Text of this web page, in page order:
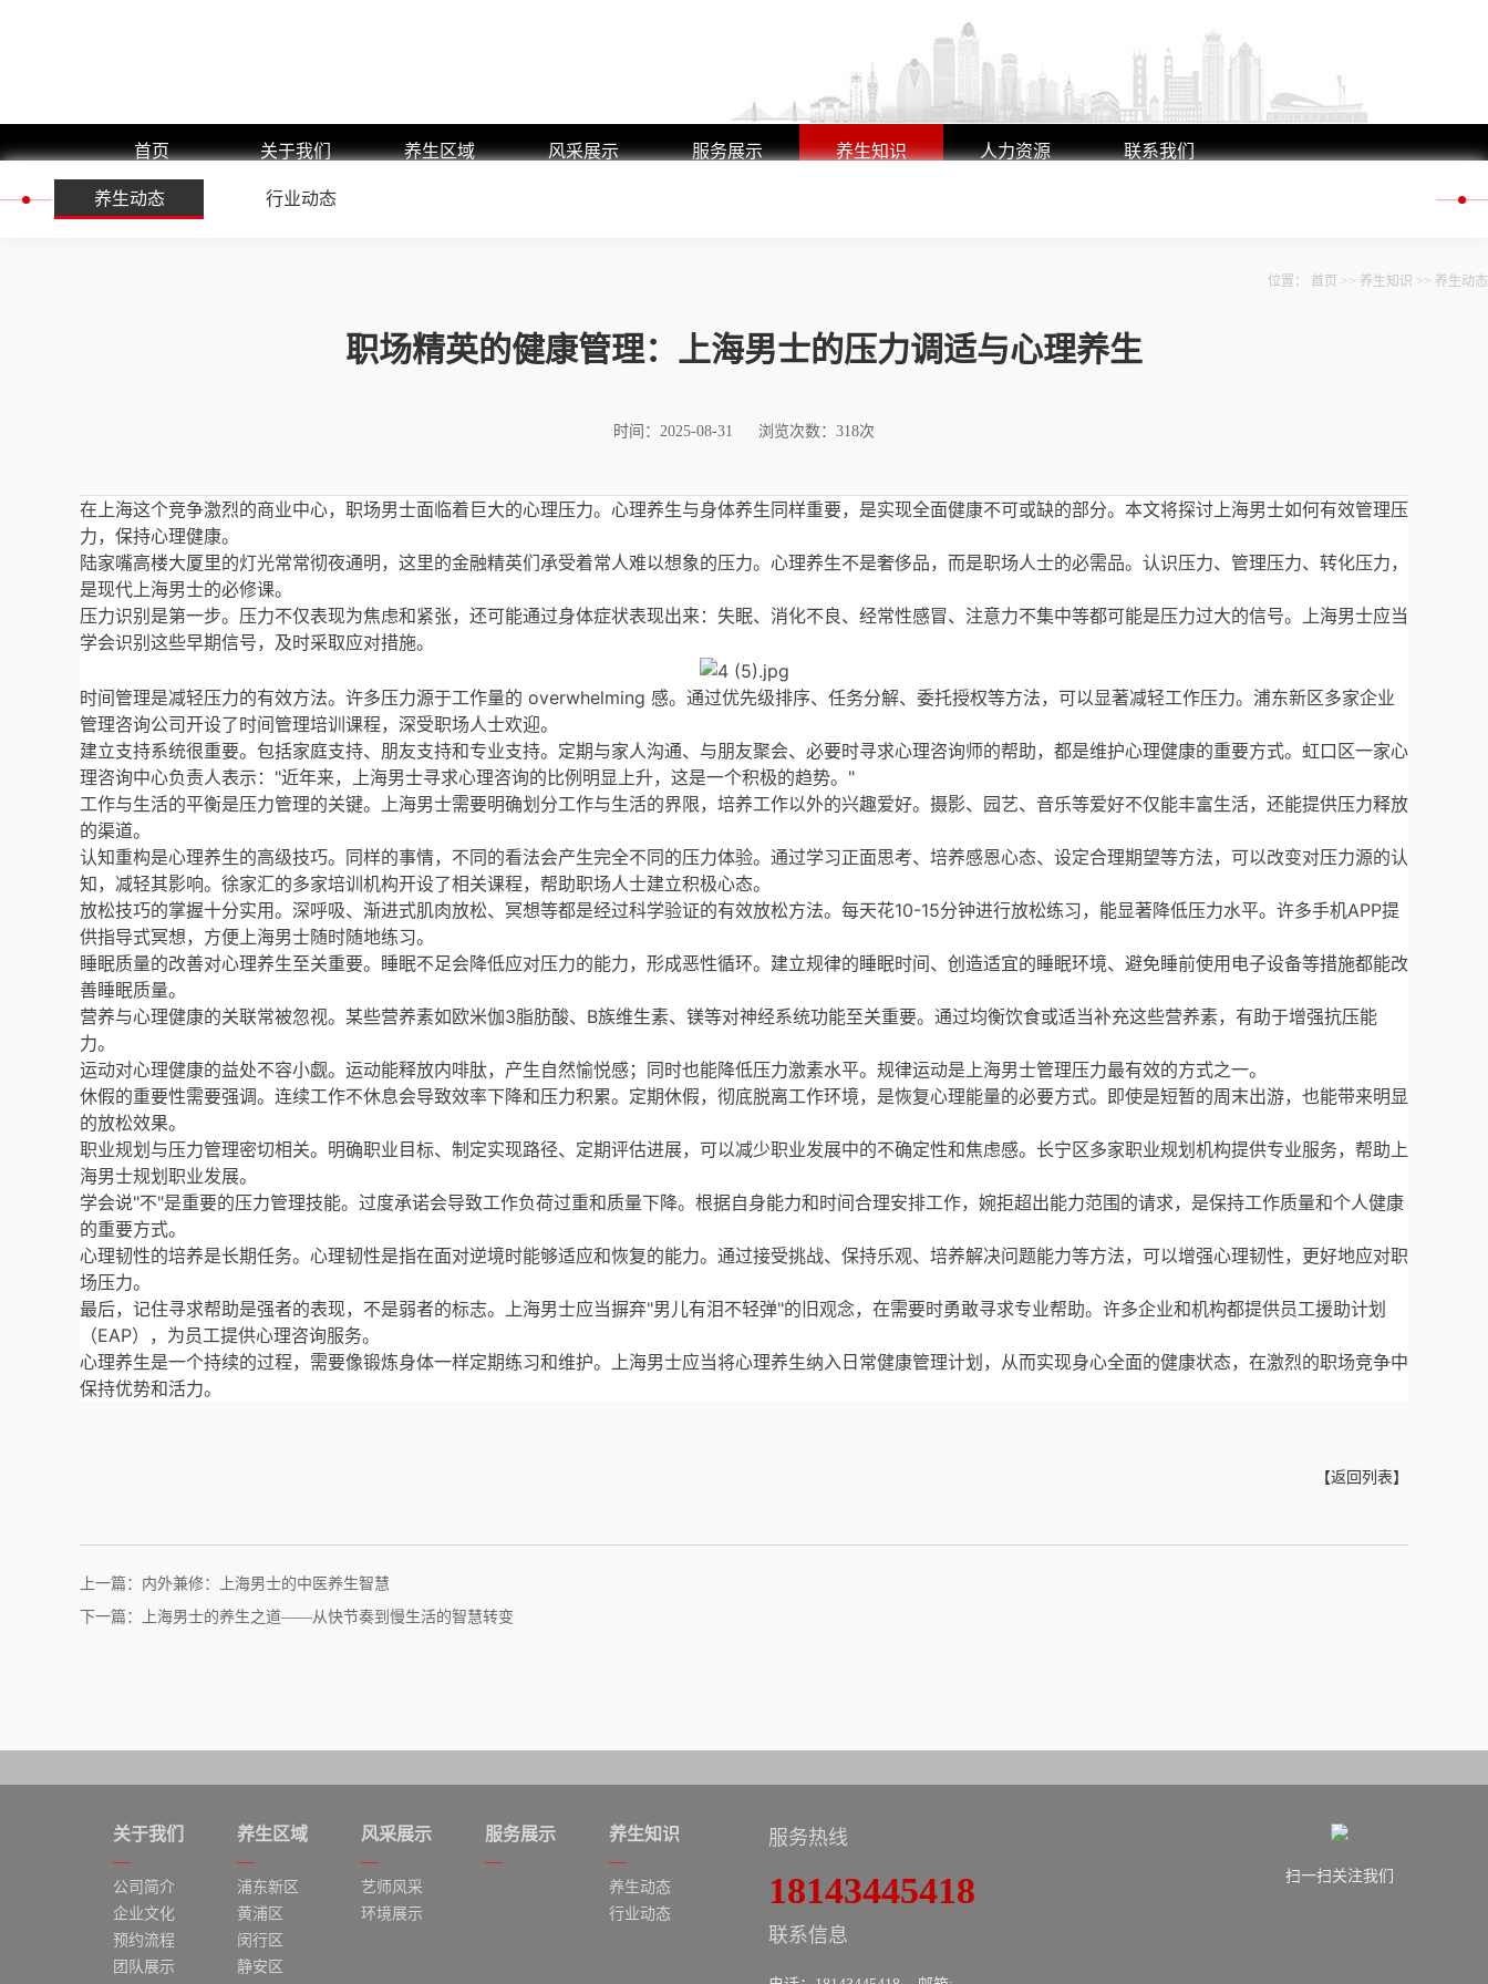
首页 关于我们
公司简介
养生区域
嘉定区
宝山区
普陀区
虹口区
金山区
崇明区
风采展示 服务展示 养生知识 人力资源 联系我们
养生动态 行业动态
位置： 首页 >> 养生知识 >> 养生动态
职场精英的健康管理：上海男士的压力调适与心理养生
时间：2025-08-31 浏览次数：318次
在上海这个竞争激烈的商业中心，职场男士面临着巨大的心理压力。心理养生与身体养生同样重要，是实现全面健康不可或缺的部分。本文将探讨上海男士如何有效管理压
力，保持心理健康。
陆家嘴高楼大厦里的灯光常常彻夜通明，这里的金融精英们承受着常人难以想象的压力。心理养生不是奢侈品，而是职场人士的必需品。认识压力、管理压力、转化压力，
是现代上海男士的必修课。
压力识别是第一步。压力不仅表现为焦虑和紧张，还可能通过身体症状表现出来：失眠、消化不良、经常性感冒、注意力不集中等都可能是压力过大的信号。上海男士应当
学会识别这些早期信号，及时采取应对措施。
时间管理是减轻压力的有效方法。许多压力源于工作量的 overwhelming 感。通过优先级排序、任务分解、委托授权等方法，可以显著减轻工作压力。浦东新区多家企业
管理咨询公司开设了时间管理培训课程，深受职场人士欢迎。
建立支持系统很重要。包括家庭支持、朋友支持和专业支持。定期与家人沟通、与朋友聚会、必要时寻求心理咨询师的帮助，都是维护心理健康的重要方式。虹口区一家心
理咨询中心负责人表示："近年来，上海男士寻求心理咨询的比例明显上升，这是一个积极的趋势。"
工作与生活的平衡是压力管理的关键。上海男士需要明确划分工作与生活的界限，培养工作以外的兴趣爱好。摄影、园艺、音乐等爱好不仅能丰富生活，还能提供压力释放
的渠道。
认知重构是心理养生的高级技巧。同样的事情，不同的看法会产生完全不同的压力体验。通过学习正面思考、培养感恩心态、设定合理期望等方法，可以改变对压力源的认
知，减轻其影响。徐家汇的多家培训机构开设了相关课程，帮助职场人士建立积极心态。
放松技巧的掌握十分实用。深呼吸、渐进式肌肉放松、冥想等都是经过科学验证的有效放松方法。每天花10-15分钟进行放松练习，能显著降低压力水平。许多手机APP提
供指导式冥想，方便上海男士随时随地练习。
睡眠质量的改善对心理养生至关重要。睡眠不足会降低应对压力的能力，形成恶性循环。建立规律的睡眠时间、创造适宜的睡眠环境、避免睡前使用电子设备等措施都能改
善睡眠质量。
营养与心理健康的关联常被忽视。某些营养素如欧米伽3脂肪酸、B族维生素、镁等对神经系统功能至关重要。通过均衡饮食或适当补充这些营养素，有助于增强抗压能
力。
运动对心理健康的益处不容小觑。运动能释放内啡肽，产生自然愉悦感；同时也能降低压力激素水平。规律运动是上海男士管理压力最有效的方式之一。
休假的重要性需要强调。连续工作不休息会导致效率下降和压力积累。定期休假，彻底脱离工作环境，是恢复心理能量的必要方式。即使是短暂的周末出游，也能带来明显
的放松效果。
职业规划与压力管理密切相关。明确职业目标、制定实现路径、定期评估进展，可以减少职业发展中的不确定性和焦虑感。长宁区多家职业规划机构提供专业服务，帮助上
海男士规划职业发展。
学会说"不"是重要的压力管理技能。过度承诺会导致工作负荷过重和质量下降。根据自身能力和时间合理安排工作，婉拒超出能力范围的请求，是保持工作质量和个人健康
的重要方式。
心理韧性的培养是长期任务。心理韧性是指在面对逆境时能够适应和恢复的能力。通过接受挑战、保持乐观、培养解决问题能力等方法，可以增强心理韧性，更好地应对职
场压力。
最后，记住寻求帮助是强者的表现，不是弱者的标志。上海男士应当摒弃"男儿有泪不轻弹"的旧观念，在需要时勇敢寻求专业帮助。许多企业和机构都提供员工援助计划
（EAP），为员工提供心理咨询服务。
心理养生是一个持续的过程，需要像锻炼身体一样定期练习和维护。上海男士应当将心理养生纳入日常健康管理计划，从而实现身心全面的健康状态，在激烈的职场竞争中
保持优势和活力。
【返回列表】
上一篇：内外兼修：上海男士的中医养生智慧
下一篇：上海男士的养生之道——从快节奏到慢生活的智慧转变
关于我们
公司简介
企业文化
预约流程
团队展示
养生区域
浦东新区
黄浦区
闵行区
静安区
风采展示
艺师风采
环境展示
服务展示 养生知识
养生动态
行业动态
服务热线
18143445418
联系信息
扫一扫关注我们